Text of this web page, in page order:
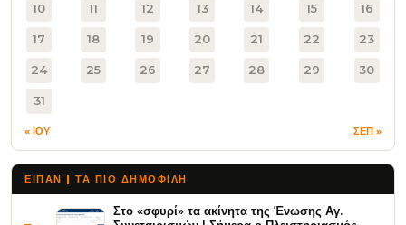
10 11 12 13 14 15 16
17 18 19 20 21 22 23
24 25 26 27 28 29 30
31
« ΙΟΥ ΣΕΠ »
ΕΙΠΑΝ | ΤΑ ΠΙΟ ΔΗΜΟΦΙΛΉ
Στο «σφυρί» τα ακίνητα της Ένωσης Αγ.